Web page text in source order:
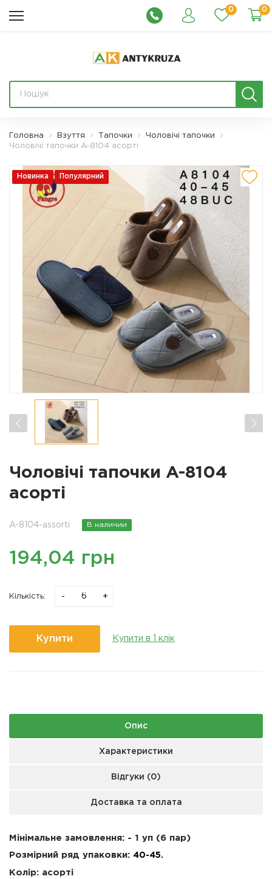
0 0
Головна Взуття Тапочки
Чоловічі тапочки
Чоловічі тапочки A-8104 асорті
Новинка Популярний
Чоловічі тапочки A-8104
асорті
A-8104-assorti В наличии
194,04 грн
Кількість: - +
Купити Купити в 1 клік
Опис
Характеристики
Відгуки (0)
Доставка та оплата
Мінімальне замовлення: - 1 уп (6 пар)
Розмірний ряд упаковки: 40-45.
Колір: асорті